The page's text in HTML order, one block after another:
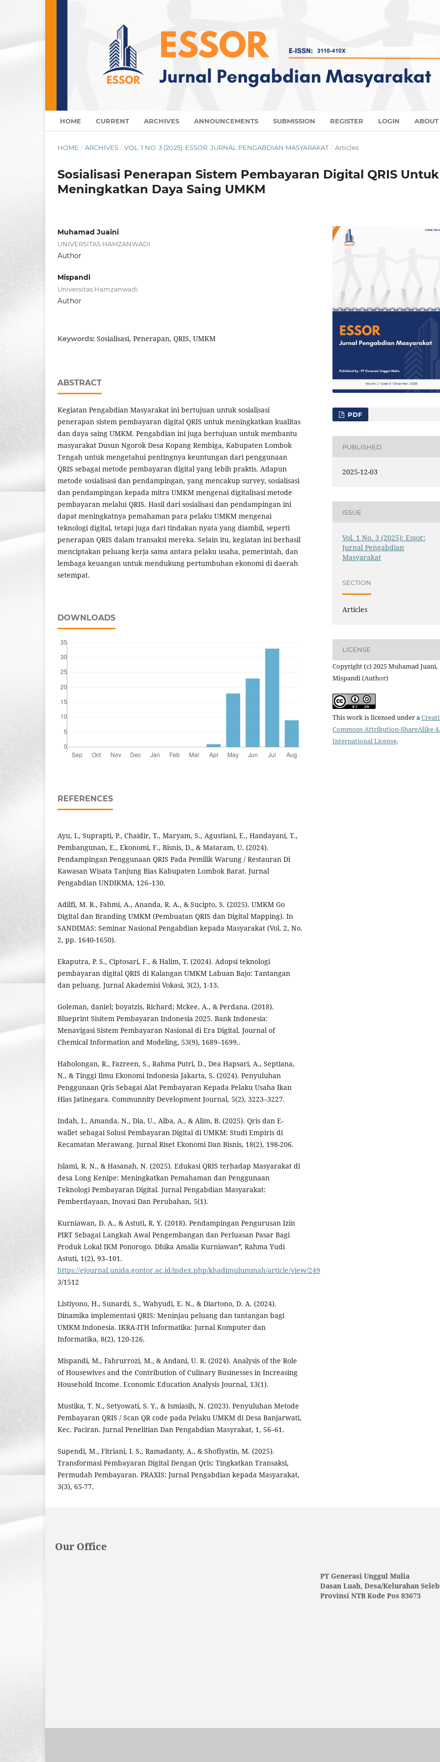
HOME CURRENT ARCHIVES ANNOUNCEMENTS SUBMISSION REGISTER LOGIN ABOUT
HOME / ARCHIVES / VOL. 1 NO. 3 (2025): ESSOR: JURNAL PENGABDIAN MASYARAKAT / Articles
Sosialisasi Penerapan Sistem Pembayaran Digital QRIS Untuk
Meningkatkan Daya Saing UMKM
Muhamad Juaini
UNIVERSITAS HAMZANWADI
Author
Mispandi
Universitas Hamzanwadi
Author
Keywords: Sosialisasi, Penerapan, QRIS, UMKM
ABSTRACT
Kegiatan Pengabdian Masyarakat ini bertujuan untuk sosialisasi
penerapan sistem pembayaran digital QRIS untuk meningkatkan kualitas
dan daya saing UMKM. Pengabdian ini juga bertujuan untuk membantu
masyarakat Dusun Ngorok Desa Kopang Rembiga, Kabupaten Lombok
Tengah untuk mengetahui pentingnya keuntungan dari penggunaan
QRIS sebagai metode pembayaran digital yang lebih praktis. Adapun
metode sosialisasi dan pendampingan, yang mencakup survey, sosialisasi
dan pendampingan kepada mitra UMKM mengenai digitalisasi metode
pembayaran melalui QRIS. Hasil dari sosialisasi dan pendampingan ini
dapat meningkatnya pemahaman para pelaku UMKM mengenai
teknologi digital, tetapi juga dari tindakan nyata yang diambil, seperti
penerapan QRIS dalam transaksi mereka. Selain itu, kegiatan ini berhasil
menciptakan peluang kerja sama antara pelaku usaha, pemerintah, dan
lembaga keuangan untuk mendukung pertumbuhan ekonomi di daerah
setempat.
DOWNLOADS
REFERENCES
Ayu, I., Suprapti, P., Chaidir, T., Maryam, S., Agustiani, E., Handayani, T.,
Pembangunan, E., Ekonomi, F., Bisnis, D., & Mataram, U. (2024).
Pendampingan Penggunaan QRIS Pada Pemilik Warung / Restauran Di
Kawasan Wisata Tanjung Bias Kabupaten Lombok Barat. Jurnal
Pengabdian UNDIKMA, 126–130.
Adilfi, M. R., Fahmi, A., Ananda, R. A., & Sucipto, S. (2025). UMKM Go
Digital dan Branding UMKM (Pembuatan QRIS dan Digital Mapping). In
SANDIMAS: Seminar Nasional Pengabdian kepada Masyarakat (Vol. 2, No.
2, pp. 1640-1650).
Ekaputra, P. S., Ciptosari, F., & Halim, T. (2024). Adopsi teknologi
pembayaran digital QRIS di Kalangan UMKM Labuan Bajo: Tantangan
dan peluang. Jurnal Akademisi Vokasi, 3(2), 1-13.
Goleman, daniel; boyatzis, Richard; Mckee, A., & Perdana. (2018).
Blueprint Sisitem Pembayaran Indonesia 2025. Bank Indonesia:
Menavigasi Sistem Pembayaran Nasional di Era Digital. Journal of
Chemical Information and Modeling, 53(9), 1689–1699..
Haholongan, R., Fazreen, S., Rahma Putri, D., Dea Hapsari, A., Septiana,
N., & Tinggi Ilmu Ekonomi Indonesia Jakarta, S. (2024). Penyuluhan
Penggunaan Qris Sebagai Alat Pembayaran Kepada Pelaku Usaha Ikan
Hias Jatinegara. Communnity Development Journal, 5(2), 3223–3227.
Indah, I., Amanda, N., Dia, U., Alba, A., & Alim, B. (2025). Qris dan E-
wallet sebagai Solusi Pembayaran Digital di UMKM: Studi Empiris di
Kecamatan Merawang. Jurnal Riset Ekonomi Dan Bisnis, 18(2), 198-206.
Islami, R. N., & Hasanah, N. (2025). Edukasi QRIS terhadap Masyarakat di
desa Long Kenipe: Meningkatkan Pemahaman dan Penggunaan
Teknologi Pembayaran Digital. Jurnal Pengabdian Masyarakat:
Pemberdayaan, Inovasi Dan Perubahan, 5(1).
Kurniawan, D. A., & Astuti, R. Y. (2018). Pendampingan Pengurusan Izin
PIRT Sebagai Langkah Awal Pengembangan dan Perluasan Pasar Bagi
Produk Lokal IKM Ponorogo. Dhika Amalia Kurniawan*, Rahma Yudi
Astuti, 1(2), 93–101.
https://ejournal.unida.gontor.ac.id/index.php/khadimulummah/article/view/249
3/1512
Listiyono, H., Sunardi, S., Wahyudi, E. N., & Diartono, D. A. (2024).
Dinamika implementasi QRIS: Meninjau peluang dan tantangan bagi
UMKM Indonesia. IKRA-ITH Informatika: Jurnal Komputer dan
Informatika, 8(2), 120-126.
Mispandi, M., Fahrurrozi, M., & Andani, U. R. (2024). Analysis of the Role
of Housewives and the Contribution of Culinary Businesses in Increasing
Household Income. Economic Education Analysis Journal, 13(1).
Mustika, T. N., Setyowati, S. Y., & Ismiasih, N. (2023). Penyuluhan Metode
Pembayaran QRIS / Scan QR code pada Pelaku UMKM di Desa Banjarwati,
Kec. Paciran. Jurnal Penelitian Dan Pengabdian Masyrakat, 1, 56–61.
Supendi, M., Fitriani, I. S., Ramadanty, A., & Shofiyatin, M. (2025).
Transformasi Pembayaran Digital Dengan Qris: Tingkatkan Transaksi,
Permudah Pembayaran. PRAXIS: Jurnal Pengabdian kepada Masyarakat,
3(3), 65-77.
PDF
PUBLISHED
2025-12-03
ISSUE
Vol. 1 No. 3 (2025): Essor:
Jurnal Pengabdian
Masyarakat
SECTION
Articles
LICENSE
Copyright (c) 2025 Muhamad Juani,
Mispandi (Author)
This work is licensed under a
Commons Attribution-ShareAlike
International License.
Our Office
PT Generasi Unggul Mulia
Dasan Luah, Desa/Kelurahan
Provinsi NTB Kode Pos 83673